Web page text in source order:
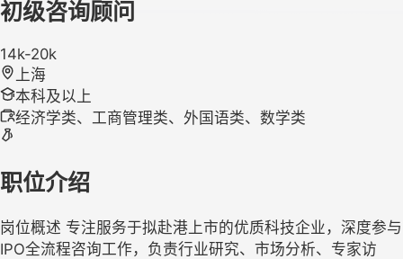
初级咨询顾问
14k-20k
上海
本科及以上
经济学类、工商管理类、外国语类、数学类
职位介绍
岗位概述 专注服务于拟赴港上市的优质科技企业，深度参与
IPO全流程咨询工作，负责行业研究、市场分析、专家访